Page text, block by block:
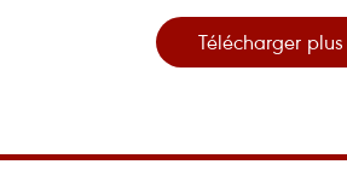
Télécharger plus